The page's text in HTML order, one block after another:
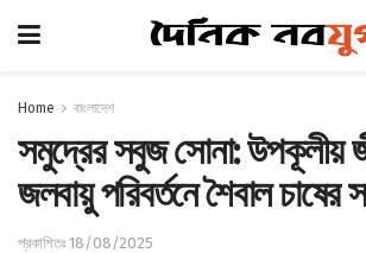
Home বাংলাদেশ
সমুদ্রের সবুজ সোনা: উপকূলীয়
জলবায়ু পরিবর্তনে শৈবাল চাষের
প্রকাশিতঃ 18/08/2025